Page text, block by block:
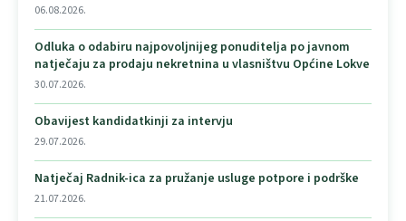
06.08.2026.
Odluka o odabiru najpovoljnijeg ponuditelja po javnom
natječaju za prodaju nekretnina u vlasništvu Općine Lokve
30.07.2026.
Obavijest kandidatkinji za intervju
29.07.2026.
Natječaj Radnik-ica za pružanje usluge potpore i podrške
21.07.2026.